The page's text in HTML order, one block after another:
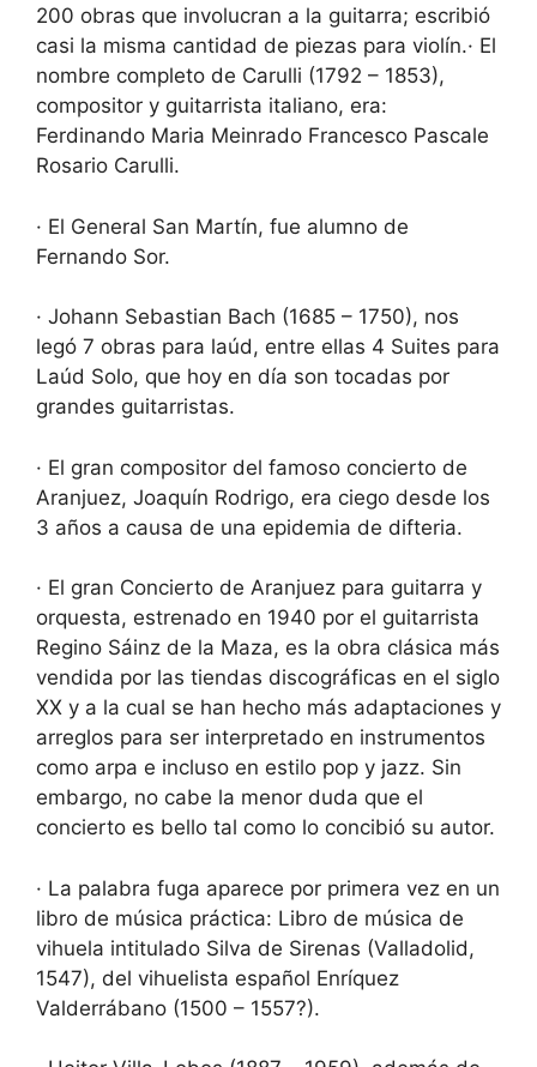
200 obras que involucran a la guitarra; escribió
casi la misma cantidad de piezas para violín.· El
nombre completo de Carulli (1792 – 1853),
compositor y guitarrista italiano, era:
Ferdinando Maria Meinrado Francesco Pascale
Rosario Carulli.
· El General San Martín, fue alumno de
Fernando Sor.
· Johann Sebastian Bach (1685 – 1750), nos
legó 7 obras para laúd, entre ellas 4 Suites para
Laúd Solo, que hoy en día son tocadas por
grandes guitarristas.
· El gran compositor del famoso concierto de
Aranjuez, Joaquín Rodrigo, era ciego desde los
3 años a causa de una epidemia de difteria.
· El gran Concierto de Aranjuez para guitarra y
orquesta, estrenado en 1940 por el guitarrista
Regino Sáinz de la Maza, es la obra clásica más
vendida por las tiendas discográficas en el siglo
XX y a la cual se han hecho más adaptaciones y
arreglos para ser interpretado en instrumentos
como arpa e incluso en estilo pop y jazz. Sin
embargo, no cabe la menor duda que el
concierto es bello tal como lo concibió su autor.
· La palabra fuga aparece por primera vez en un
libro de música práctica: Libro de música de
vihuela intitulado Silva de Sirenas (Valladolid,
1547), del vihuelista español Enríquez
Valderrábano (1500 – 1557?).